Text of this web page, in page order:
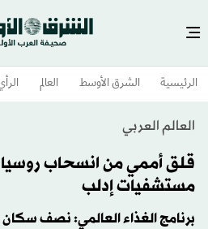
الرئيسية الشرق الأوسط​ العالم
العالم العربي
قلق أممي من انسحاب روسيا
مستشفيات إدلب
برنامج الغذاء العالمي: نصف